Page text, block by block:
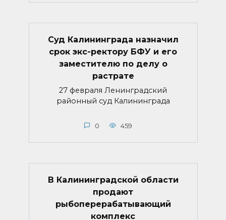
Суд Калининграда назначил
срок экс-ректору БФУ и его
заместителю по делу о
растрате
27 февраля Ленинградский
районный суд Калининграда
0 459
В Калининградской области
продают
рыбоперерабатывающий
комплекс